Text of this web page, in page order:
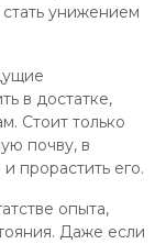
унижением
в достатке,
Стоит только
почву, в
прорастить его.
опыта,
Даже если